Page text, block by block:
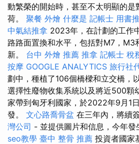
動繁榮的開始時，甚至不太明顯的是
荷。 聚餐 外燴 什麼是 記帳士 用書
中氣結推拿 2023年，在計劃的工作
路路面置換和水平，包括對M7，M3
新。 台中 外燴 推薦 推拿 記帳士 稅
按摩 GOOGLE ANALYTICS 旅行社
劃中，種植了106個橋樑和立交橋，
選擇性廢物收集系統以及將近500顆
家帶到匈牙利國家，於2022年9月1
發。 文心路喬骨盆 在三年內，將續
灣公司 - 並提供圖片和信息，今年發
seo教學 臺中 整骨 推薦 投資者國家